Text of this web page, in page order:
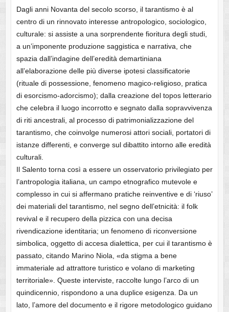
Dagli anni Novanta del secolo scorso, il tarantismo è al
centro di un rinnovato interesse antropologico, sociologico,
culturale: si assiste a una sorprendente fioritura degli studi,
a un’imponente produzione saggistica e narrativa, che
spazia dall’indagine dell’eredità demartiniana
all’elaborazione delle più diverse ipotesi classificatorie
(rituale di possessione, fenomeno magico-religioso, pratica
di esorcismo-adorcismo); dalla creazione del topos letterario
che celebra il luogo incorrotto e segnato dalla sopravvivenza
di riti ancestrali, al processo di patrimonializzazione del
tarantismo, che coinvolge numerosi attori sociali, portatori di
istanze differenti, e converge sul dibattito intorno alle eredità
culturali.
Il Salento torna così a essere un osservatorio privilegiato per
l’antropologia italiana, un campo etnografico mutevole e
complesso in cui si affermano pratiche reinventive e di ‘riuso’
dei materiali del tarantismo, nel segno dell’etnicità: il folk
revival e il recupero della pizzica con una decisa
rivendicazione identitaria; un fenomeno di riconversione
simbolica, oggetto di accesa dialettica, per cui il tarantismo è
passato, citando Marino Niola, «da stigma a bene
immateriale ad attrattore turistico e volano di marketing
territoriale». Queste interviste, raccolte lungo l’arco di un
quindicennio, rispondono a una duplice esigenza. Da un
lato, l’amore del documento e il rigore metodologico guidano